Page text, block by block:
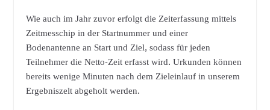
Wie auch im Jahr zuvor erfolgt die Zeiterfassung mittels
Zeitmesschip in der Startnummer und einer
Bodenantenne an Start und Ziel, sodass für jeden
Teilnehmer die Netto-Zeit erfasst wird. Urkunden können
bereits wenige Minuten nach dem Zieleinlauf in unserem
Ergebniszelt abgeholt werden.